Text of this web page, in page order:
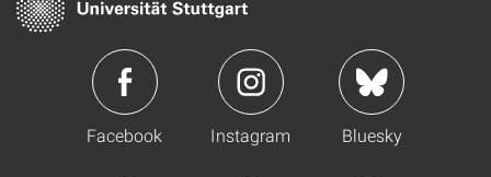
Facebook Instagram Bluesky